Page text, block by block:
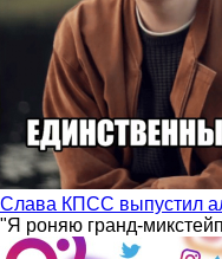
Слава КПСС выпустил
"Я роняю гранд-